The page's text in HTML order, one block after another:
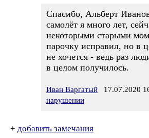
Спасибо, Альберт
самолёт я много лет,
некоторыми старыми
парочку исправил, но в
не хочется - ведь раз
в целом получилось.
Иван Варгатый 17.07.2020
нарушении
+ добавить замечания